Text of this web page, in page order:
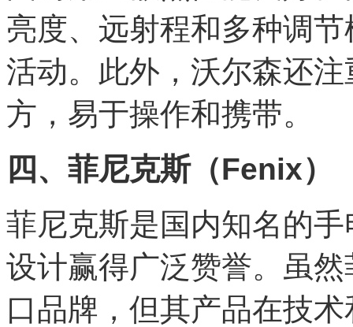
亮度、远射程和多种调
活动。此外，沃尔森还
方，易于操作和携带。
四、菲尼克斯（Fenix）
菲尼克斯是国内知名的
设计赢得广泛赞誉。虽
口品牌，但其产品在技